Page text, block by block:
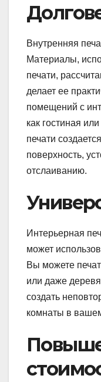
Внутренняя
Материалы,
печати,
делает ее
помещений с
как гостиная
печати
поверхность,
отслаиванию.
Интерьерная
может
Вы можете
или даже
создать
комнаты в